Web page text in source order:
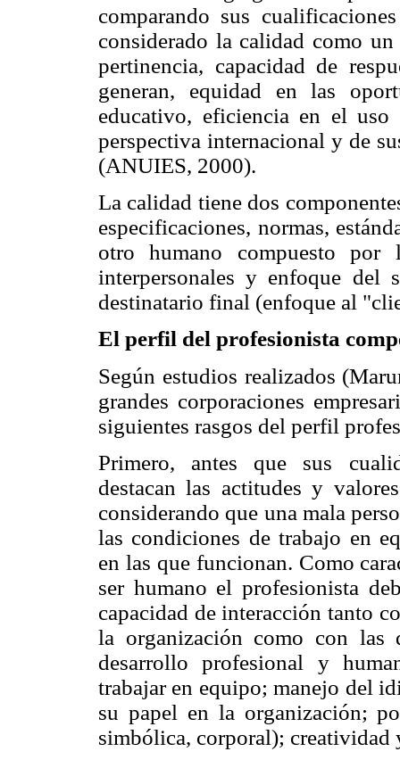
comparando sus
considerado la calidad como
pertinencia, capacidad de
generan, equidad en las
educativo, eficiencia en el
perspectiva internacional y de
(ANUIES, 2000).
La calidad tiene dos
especificaciones, normas,
otro humano compuesto
interpersonales y enfoque
destinatario final (enfoque al
El perfil del profesionista
Según estudios realizados
grandes corporaciones
siguientes rasgos del perfil
Primero, antes que sus
destacan las actitudes y
considerando que una mala
las condiciones de trabajo en
en las que funcionan. Como
ser humano el profesionista
capacidad de interacción tanto
la organización como con las
desarrollo profesional y
trabajar en equipo; manejo del
su papel en la organización;
simbólica, corporal);